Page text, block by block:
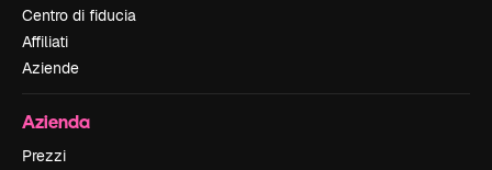
Centro di fiducia
Affiliati
Aziende
Azienda
Prezzi